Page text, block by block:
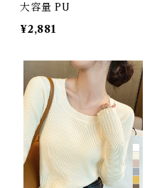
大容量 PU
¥2,881